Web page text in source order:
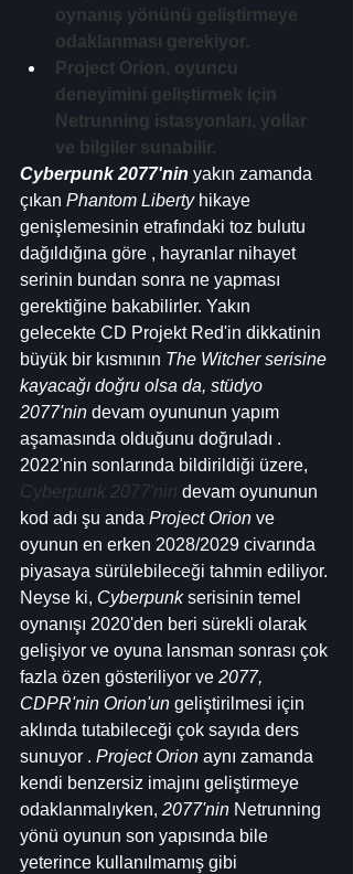
oynanış yönünü geliştirmeye
odaklanması gerekiyor.
Project Orion, oyuncu
deneyimini geliştirmek için
Netrunning istasyonları, yollar
ve bilgiler sunabilir.
Cyberpunk 2077'nin yakın zamanda
çıkan Phantom Liberty hikaye
genişlemesinin etrafındaki toz bulutu
dağıldığına göre , hayranlar nihayet
serinin bundan sonra ne yapması
gerektiğine bakabilirler. Yakın
gelecekte CD Projekt Red'in dikkatinin
büyük bir kısmının The Witcher serisine
kayacağı doğru olsa da, stüdyo
2077'nin devam oyununun yapım
aşamasında olduğunu doğruladı .
2022'nin sonlarında bildirildiği üzere,
Cyberpunk 2077'nin devam oyununun
kod adı şu anda Project Orion ve
oyunun en erken 2028/2029 civarında
piyasaya sürülebileceği tahmin ediliyor.
Neyse ki, Cyberpunk serisinin temel
oynanışı 2020'den beri sürekli olarak
gelişiyor ve oyuna lansman sonrası çok
fazla özen gösteriliyor ve 2077,
CDPR'nin Orion'un geliştirilmesi için
aklında tutabileceği çok sayıda ders
sunuyor . Project Orion aynı zamanda
kendi benzersiz imajını geliştirmeye
odaklanmalıyken, 2077'nin Netrunning
yönü oyunun son yapısında bile
yeterince kullanılmamış gibi